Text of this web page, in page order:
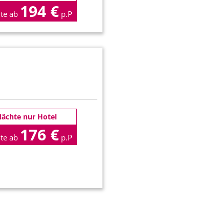
ab 194 € p.P
nur Hotel
ab 176 € p.P